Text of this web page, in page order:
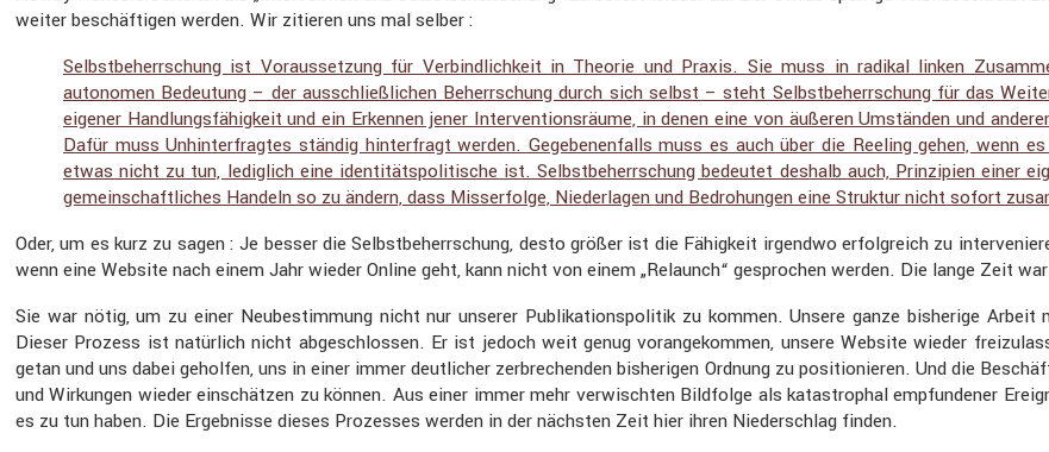
weiter beschäf­tigen werden. Wir zitieren uns mal selber :
Selbst­be­herr­schung ist Voraus­set­zung für Verbind­lich­keit in Theorie und Praxis. Sie muss in radikal linken
autonomen Bedeu­tung – der ausschließ­li­chen Beherr­schung durch sich selbst – steht Selbst­be­herr­schung für das
eigener Handlungs­fä­hig­keit und ein Erkennen jener Inter­ven­ti­ons­räume, in denen eine von äußeren Umständen und
Dafür muss Unhin­ter­fragtes ständig hinter­fragt werden. Gegebe­nen­falls muss es auch über die Reeling gehen, wenn
etwas nicht zu tun, ledig­lich eine identi­täts­po­li­ti­sche ist. Selbst­be­herr­schung bedeutet deshalb auch, Prinzi­pien einer
gemein­schaft­li­ches Handeln so zu ändern, dass Misser­folge, Nieder­lagen und Bedro­hungen eine Struktur nicht sofort
Oder, um es kurz zu sagen : Je besser die Selbst­be­herr­schung, desto größer ist die Fähig­keit irgendwo erfolg­reich zu
wenn eine Website nach einem Jahr wieder Online geht, kann nicht von einem „Relaunch“ gespro­chen werden. Die lange Zeit
Sie war nötig, um zu einer Neube­stim­mung nicht nur unserer Publi­ka­ti­ons­po­litik zu kommen. Unsere ganze bishe­rige
Dieser Prozess ist natür­lich nicht abgeschlossen. Er ist jedoch weit genug voran­ge­kommen, unsere Website wieder
getan und uns dabei geholfen, uns in einer immer deutli­cher zerbre­chenden bishe­rigen Ordnung zu positio­nieren. Und die
und Wirkungen wieder einschätzen zu können. Aus einer immer mehr verwischten Bildfolge als katastro­phal empfun­dener
es zu tun haben. Die Ergeb­nisse dieses Prozesses werden in der nächsten Zeit hier ihren Nieder­schlag finden.